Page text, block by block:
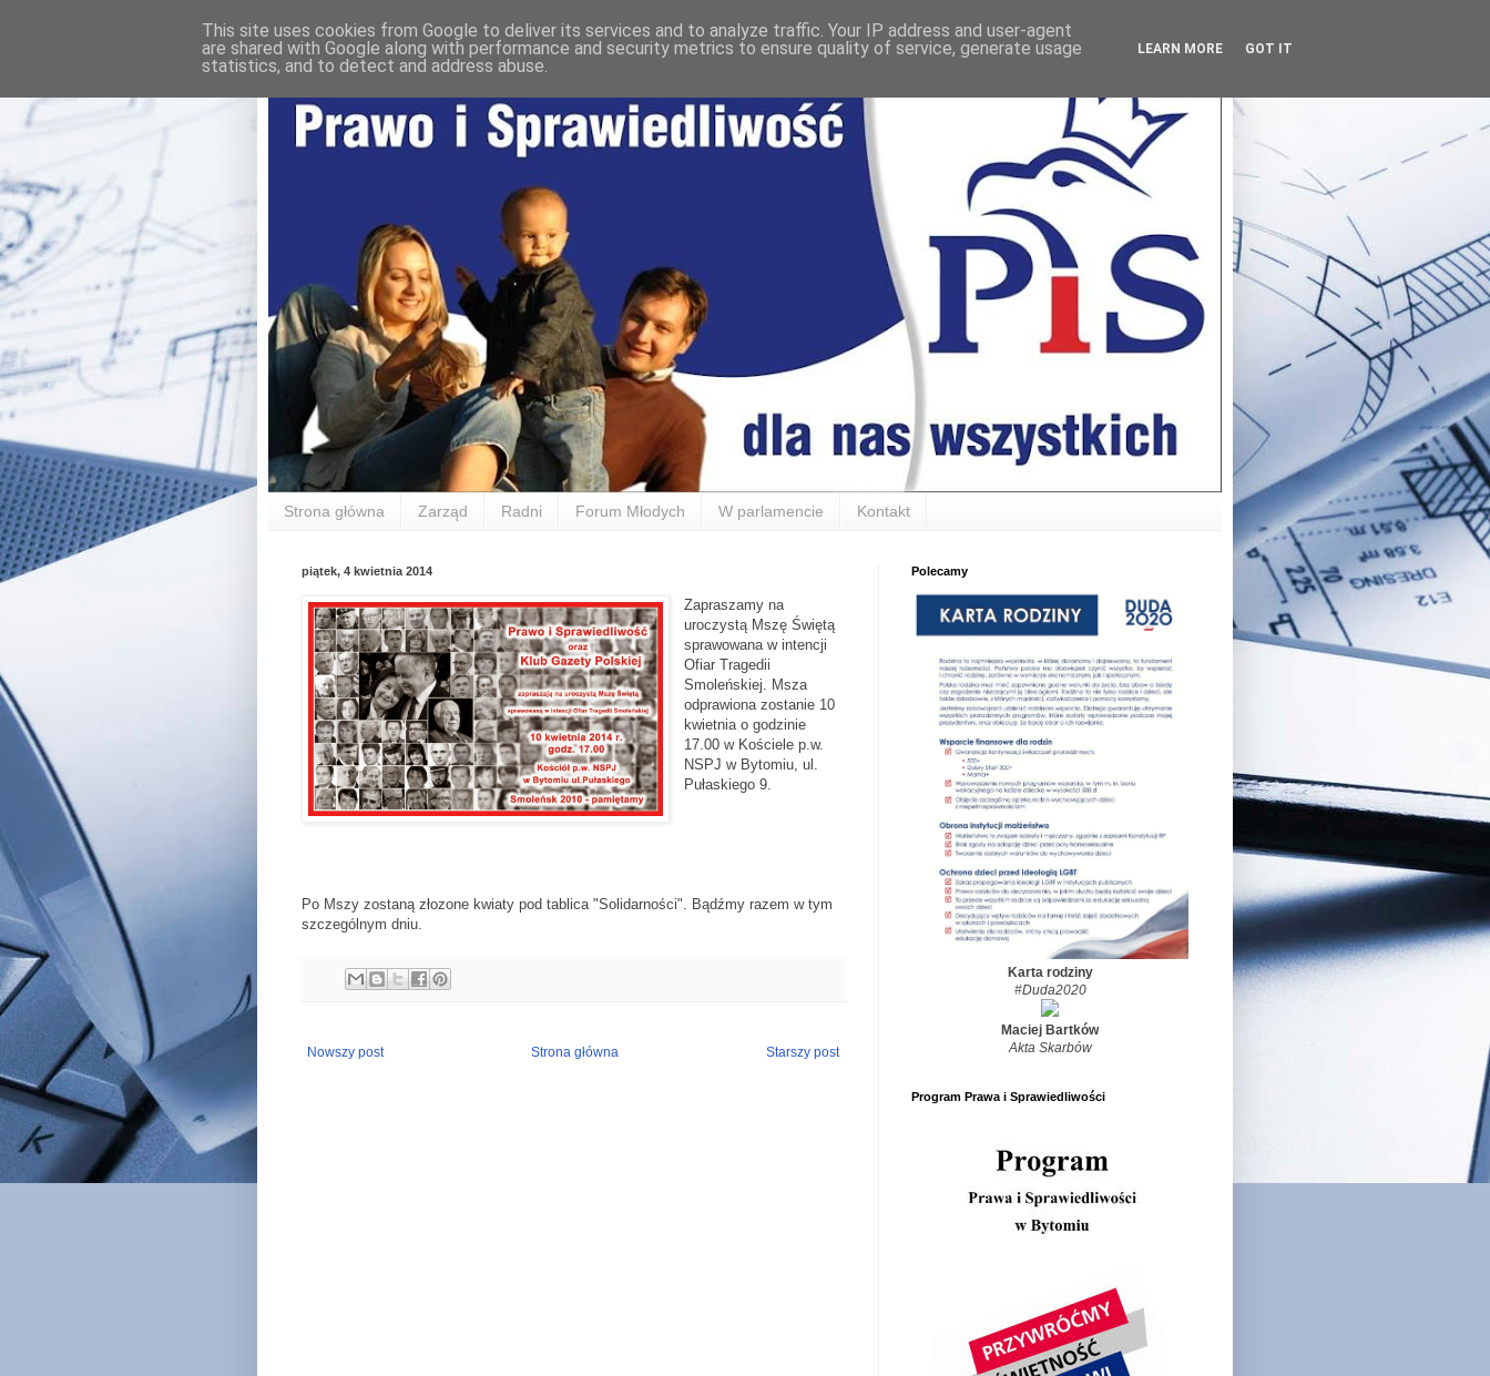
Strona główna Zarząd Radni Forum Młodych W parlamencie Kontakt
piątek, 4 kwietnia 2014
Zapraszamy na
uroczystą Mszę Świętą
sprawowana w intencji
Ofiar Tragedii
Smoleńskiej. Msza
odprawiona zostanie 10
kwietnia o godzinie
17.00 w Kościele p.w.
NSPJ w Bytomiu, ul.
Pułaskiego 9.
Po Mszy zostaną złozone kwiaty pod tablica "Solidarności". Bądźmy razem w tym
szczególnym dniu.
Nowszy post Starszy post
Strona główna
Polecamy
Karta rodziny
#Duda2020
Maciej Bartków
Akta Skarbów
Program Prawa i Sprawiedliwości
This site uses cookies from Google to deliver its services and to analyze traffic. Your IP address and user-agent
are shared with Google along with performance and security metrics to ensure quality of service, generate usage
statistics, and to detect and address abuse.
LEARN MORE GOT IT